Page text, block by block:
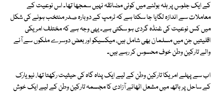
کے ایک جلوس پر ہلہ بولنے میں کوئی مضائقہ نہیں سمجھا تھا۔ اس نوعیت کے
معاملات سے اندازہ لگایا جا سکتا ہے کہ ٹرمپ کے دوبارہ صدر منتخب ہونے کی شکل
میں کس نوعیت کی غنڈہ گردی ہو سکتی ہے۔ یہی وجہ ہے کہ مختلف امریکی
اقلیتیں جن میں مسلمان بھی شامل ہیں، میکسیکو اور بعض دوسرے ملکوں سے آنے
والے تارکین وطن خوف محسوس کر رہے ہیں۔
اب سے پہلے امریکا تارکین وطن کے لیے ایک پناہ گاہ کی حیثیت رکھتا تھا، نیویارک
کے ساحل پر ہاتھ میں مشعل اٹھائے آزادی کا مجسمہ تارکین وطن کے لیے ایک خوش